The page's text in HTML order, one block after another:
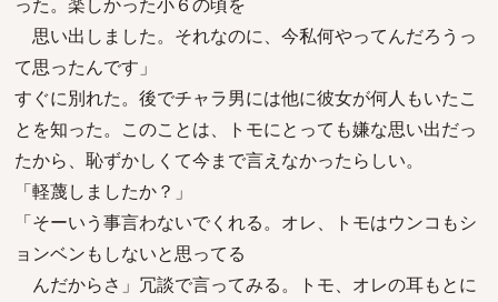
思い出しました。それなのに、今私何やってんだろうっ
て思ったんです」
すぐに別れた。後でチャラ男には他に彼女が何人もいたこ
とを知った。このことは、トモにとっても嫌な思い出だっ
たから、恥ずかしくて今まで言えなかったらしい。
「軽蔑しましたか？」
「そーいう事言わないでくれる。オレ、トモはウンコもシ
ョンベンもしないと思ってる
んだからさ」冗談で言ってみる。トモ、オレの耳もとに